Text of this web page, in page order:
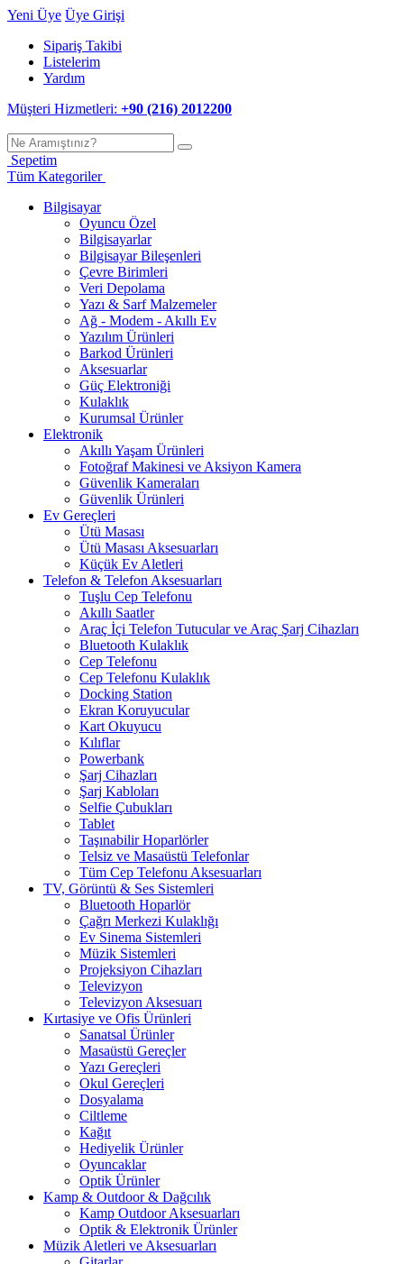
Yeni Üye Üye Girişi
Sipariş Takibi
Listelerim
Yardım
Müşteri Hizmetleri: +90 (216) 2012200
Sepetim
Tüm Kategoriler
Bilgisayar
Oyuncu Özel
Bilgisayarlar
Bilgisayar Bileşenleri
Çevre Birimleri
Veri Depolama
Yazı & Sarf Malzemeler
Ağ - Modem - Akıllı Ev
Yazılım Ürünleri
Barkod Ürünleri
Aksesuarlar
Güç Elektroniği
Kulaklık
Kurumsal Ürünler
Elektronik
Akıllı Yaşam Ürünleri
Fotoğraf Makinesi ve Aksiyon Kamera
Güvenlik Kameraları
Güvenlik Ürünleri
Ev Gereçleri
Ütü Masası
Ütü Masası Aksesuarları
Küçük Ev Aletleri
Telefon & Telefon Aksesuarları
Tuşlu Cep Telefonu
Akıllı Saatler
Araç İçi Telefon Tutucular ve Araç Şarj Cihazları
Bluetooth Kulaklık
Cep Telefonu
Cep Telefonu Kulaklık
Docking Station
Ekran Koruyucular
Kart Okuyucu
Kılıflar
Powerbank
Şarj Cihazları
Şarj Kabloları
Selfie Çubukları
Tablet
Taşınabilir Hoparlörler
Telsiz ve Masaüstü Telefonlar
Tüm Cep Telefonu Aksesuarları
TV, Görüntü & Ses Sistemleri
Bluetooth Hoparlör
Çağrı Merkezi Kulaklığı
Ev Sinema Sistemleri
Müzik Sistemleri
Projeksiyon Cihazları
Televizyon
Televizyon Aksesuarı
Kırtasiye ve Ofis Ürünleri
Sanatsal Ürünler
Masaüstü Gereçler
Yazı Gereçleri
Okul Gereçleri
Dosyalama
Ciltleme
Kağıt
Hediyelik Ürünler
Oyuncaklar
Optik Ürünler
Kamp & Outdoor & Dağcılık
Kamp Outdoor Aksesuarları
Optik & Elektronik Ürünler
Müzik Aletleri ve Aksesuarları